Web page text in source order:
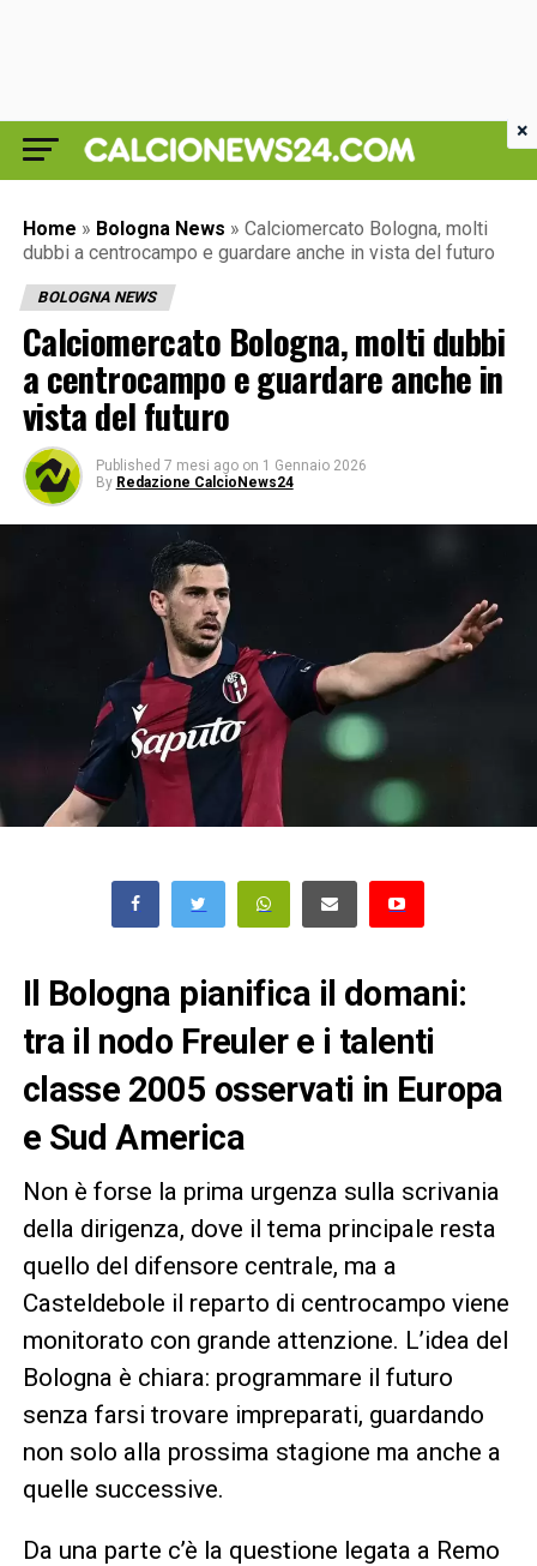
Home » Bologna News » Calciomercato Bologna, molti
dubbi a centrocampo e guardare anche in vista del futuro
BOLOGNA NEWS
Calciomercato Bologna, molti dubbi
a centrocampo e guardare anche in
vista del futuro
Published 7 mesi ago on 1 Gennaio 2026
By Redazione CalcioNews24
Il Bologna pianifica il domani:
tra il nodo Freuler e i talenti
classe 2005 osservati in Europa
e Sud America
Non è forse la prima urgenza sulla scrivania
della dirigenza, dove il tema principale resta
quello del difensore centrale, ma a
Casteldebole il reparto di centrocampo viene
monitorato con grande attenzione. L’idea del
Bologna è chiara: programmare il futuro
senza farsi trovare impreparati, guardando
non solo alla prossima stagione ma anche a
quelle successive.
Da una parte c’è la questione legata a Remo
×